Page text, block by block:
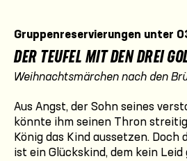
Gruppenreservierungen unter
DER TEUFEL MIT DEN DREI
Weihnachtsmärchen nach den
Aus Angst, der Sohn seines
könnte ihm seinen Thron
König das Kind aussetzen. Doch
ist ein Glückskind, dem kein Leid